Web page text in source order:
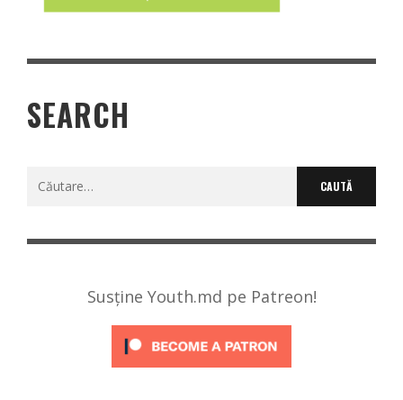
SEARCH
Susține Youth.md pe Patreon!